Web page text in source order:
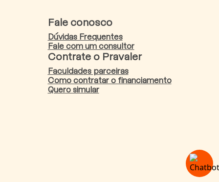
Fale conosco
Dúvidas Frequentes
Fale com um consultor
Contrate o Pravaler
Faculdades parceiras
Como contratar o financiamento
Quero simular